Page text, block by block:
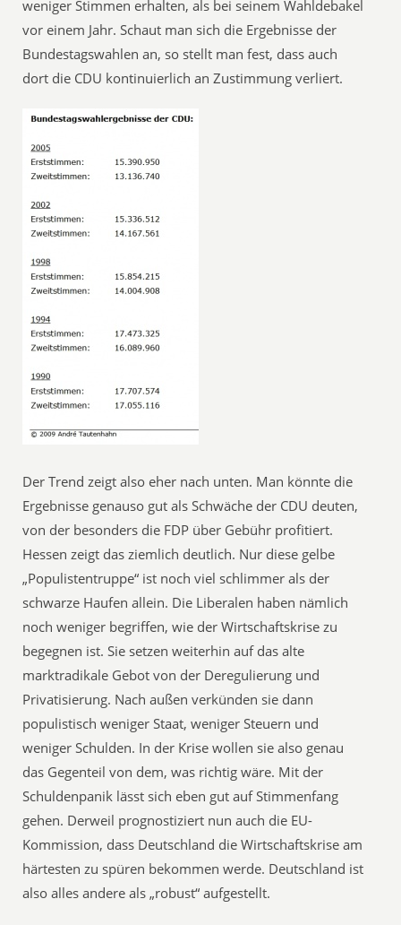
weniger Stimmen erhalten, als bei seinem Wahldebakel
vor einem Jahr. Schaut man sich die Ergebnisse der
Bundestagswahlen an, so stellt man fest, dass auch
dort die CDU kontinuierlich an Zustimmung verliert.
Der Trend zeigt also eher nach unten. Man könnte die
Ergebnisse genauso gut als Schwäche der CDU deuten,
von der besonders die FDP über Gebühr profitiert.
Hessen zeigt das ziemlich deutlich. Nur diese gelbe
„Populistentruppe“ ist noch viel schlimmer als der
schwarze Haufen allein. Die Liberalen haben nämlich
noch weniger begriffen, wie der Wirtschaftskrise zu
begegnen ist. Sie setzen weiterhin auf das alte
marktradikale Gebot von der Deregulierung und
Privatisierung. Nach außen verkünden sie dann
populistisch weniger Staat, weniger Steuern und
weniger Schulden. In der Krise wollen sie also genau
das Gegenteil von dem, was richtig wäre. Mit der
Schuldenpanik lässt sich eben gut auf Stimmenfang
gehen. Derweil prognostiziert nun auch die EU-
Kommission, dass Deutschland die Wirtschaftskrise am
härtesten zu spüren bekommen werde. Deutschland ist
also alles andere als „robust“ aufgestellt.